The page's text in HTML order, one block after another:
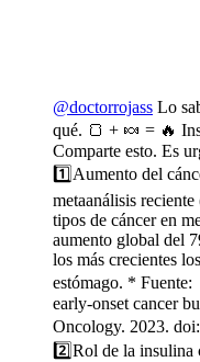
@doctorrojass Lo
qué. 🍞 + 🍬 = 🔥
Comparte esto. Es
1️⃣Aumento del
metaanálisis
tipos de cáncer en
aumento global del
los más crecientes
estómago. *
early-onset cancer
Oncology. 2023.
2️⃣Rol de la insulina